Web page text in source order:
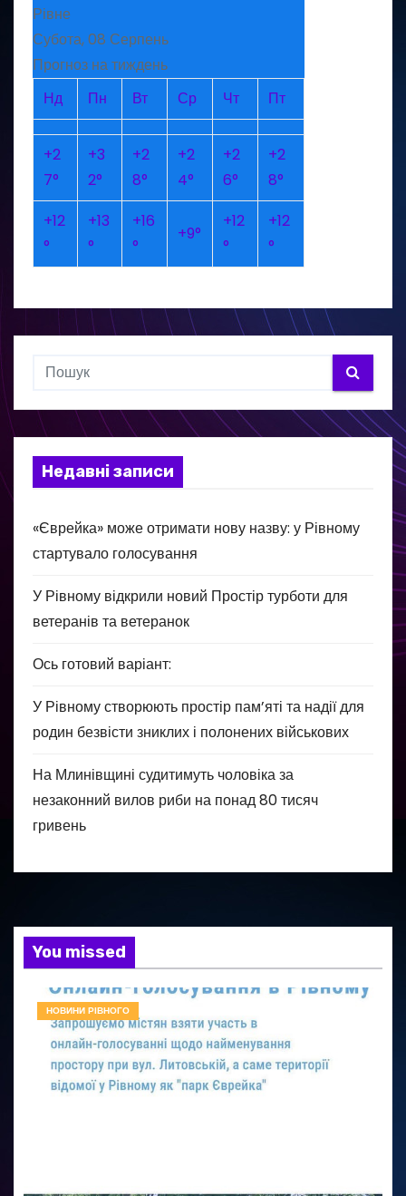
Рівне
Субота, 08 Серпень
Прогноз на тиждень
Нд
Пн Вт Ср Чт Пт
+2
7°
+3
2°
+2
8°
+2
4°
+2
6°
+2
8°
+12
°
+13
°
+16
°
+9°
+12
°
+12
°
Недавні записи
«Єврейка» може отримати нову назву: у Рівному
стартувало голосування
У Рівному відкрили новий Простір турботи для
ветеранів та ветеранок
Ось готовий варіант:
У Рівному створюють простір пам’яті та надії для
родин безвісти зниклих і полонених військових
На Млинівщині судитимуть чоловіка за
незаконний вилов риби на понад 80 тисяч
гривень
You missed
НОВИНИ РІВНОГО